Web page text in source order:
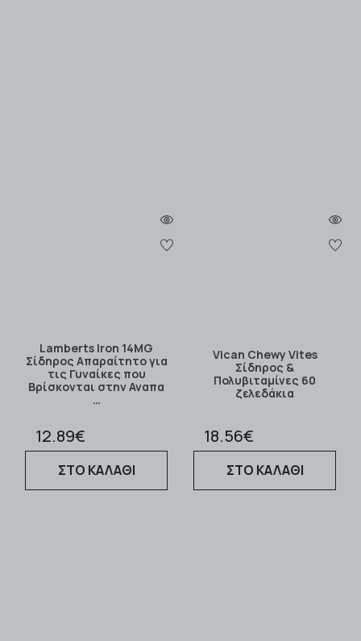
Lamberts Iron 14MG
Σίδηρος Απαραίτητο για
τις Γυναίκες που
Βρίσκονται στην Αναπα
…
12.89€
ΣΤΟ ΚΑΛΑΘΙ
Vican Chewy Vites
Σίδηρος &
Πολυβιταμίνες 60
ζελεδάκια
18.56€
ΣΤΟ ΚΑΛΑΘΙ